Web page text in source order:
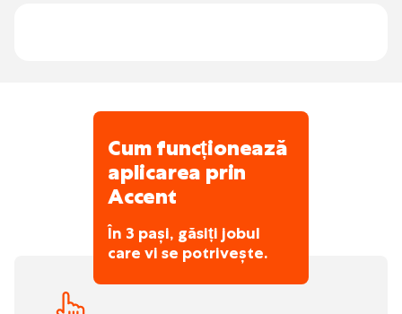
Cum funcționează
aplicarea prin
Accent
În 3 pași, găsiți jobul
care vi se potrivește.